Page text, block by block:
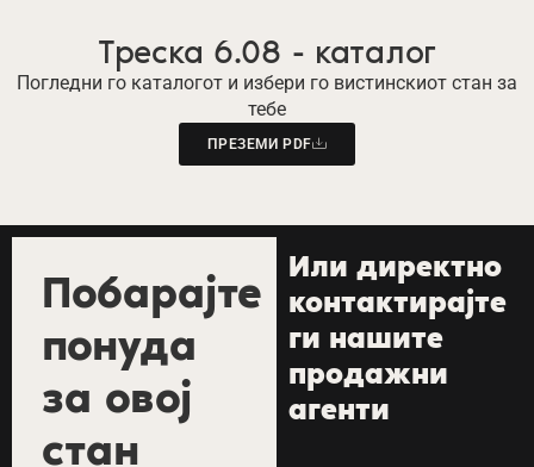
Треска 6.08 - каталог
Погледни го каталогот и избери го вистинскиот стан за
тебе
ПРЕЗЕМИ PDF
Побарајте
понуда
за овој
стан
Или директно
контактирајте
ги нашите
продажни
агенти